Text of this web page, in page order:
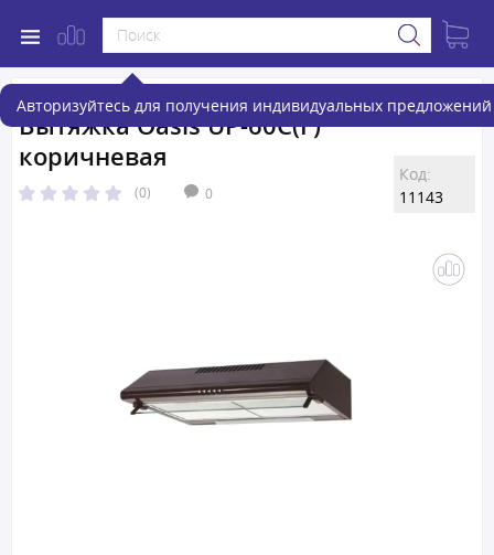
Авторизуйтесь для получения индивидуальных предложений
Вытяжка Oasis UP-60C(F)
коричневая
(0) 0
Код:
11143